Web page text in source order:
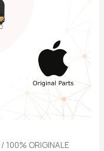
/ 100% ORIGINALE